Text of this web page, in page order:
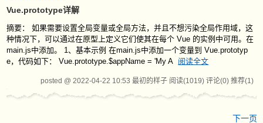
Vue.prototype详解
摘要： 如果需要设置全局变量或全局方法，并且不想污染全局作用域，这
种情况下，可以通过在原型上定义它们使其在每个 Vue 的实例中可用。在
main.js中添加。 1、基本示例 在main.js中添加一个变量到 Vue.prototyp
e，代码如下： Vue.prototype.$appName = 'My A 阅读全文
posted @ 2022-04-22 10:53 最初的样子 阅读(1019) 评论(0) 推荐(1)
下一页